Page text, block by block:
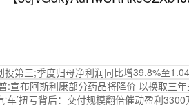
投第三;季度归母净利润同比增39.8%至
:宣布阿斯利康部分药品将降价 以换取三
‘车’扭亏背后：交付规模翻倍催动盈利